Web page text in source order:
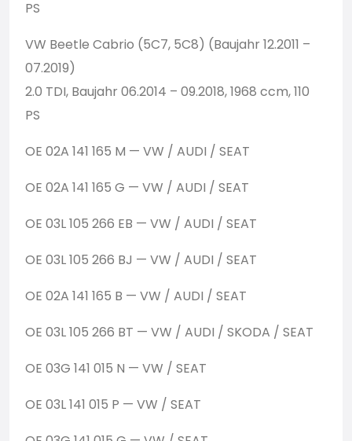
PS
VW Beetle Cabrio (5C7, 5C8) (Baujahr 12.2011 –
07.2019)
2.0 TDI, Baujahr 06.2014 – 09.2018, 1968 ccm, 110
PS
OE 02A 141 165 M — VW / AUDI / SEAT
OE 02A 141 165 G — VW / AUDI / SEAT
OE 03L 105 266 EB — VW / AUDI / SEAT
OE 03L 105 266 BJ — VW / AUDI / SEAT
OE 02A 141 165 B — VW / AUDI / SEAT
OE 03L 105 266 BT — VW / AUDI / SKODA / SEAT
OE 03G 141 015 N — VW / SEAT
OE 03L 141 015 P — VW / SEAT